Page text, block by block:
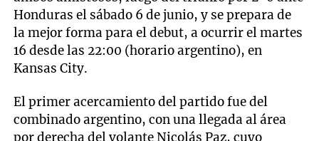
Honduras el sábado 6 de junio, y se prepara de
la mejor forma para el debut, a ocurrir el martes
16 desde las 22:00 (horario argentino), en
Kansas City.
El primer acercamiento del partido fue del
combinado argentino, con una llegada al área
por derecha del volante Nicolás Paz, cuyo